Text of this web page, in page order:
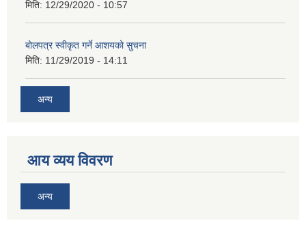
मिति: 12/29/2020 - 10:57
बोलपत्र स्वीकृत गर्ने आशयको सुचना
मिति: 11/29/2019 - 14:11
अन्य
आय व्यय विवरण
अन्य